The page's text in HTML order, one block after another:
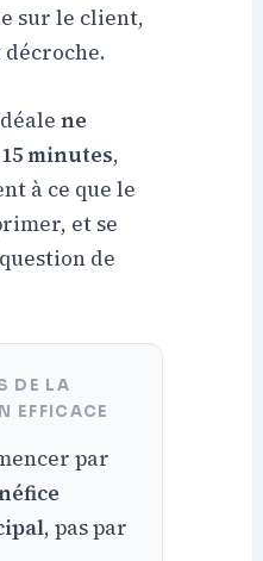
sur le client,
ne
minutes,
à ce que le
et se
de
DE LA
EFFICACE
par
, pas par